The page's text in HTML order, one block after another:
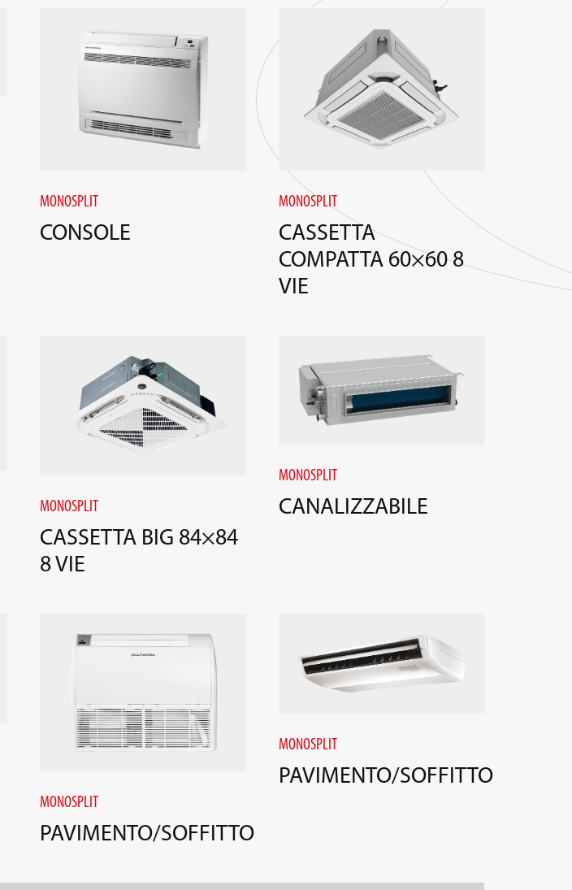
MONOSPLIT
CONSOLE
MONOSPLIT
CASSETTA
COMPATTA 60×60 8
VIE
MONOSPLIT
CASSETTA BIG 84×84
8 VIE
MONOSPLIT
CANALIZZABILE
MONOSPLIT
PAVIMENTO/SOFFITTO
MONOSPLIT
PAVIMENTO/SOFFITTO